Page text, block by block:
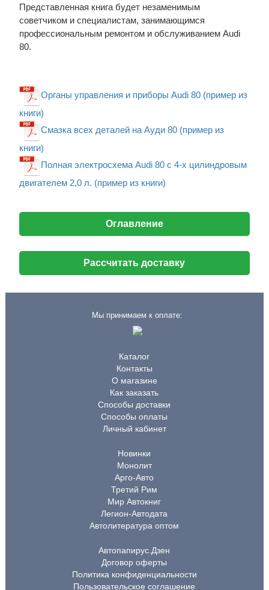
Представленная книга будет незаменимым
советчиком и специалистам, занимающимся
профессиональным ремонтом и обслуживанием Audi
80.
Органы управления и приборы Audi 80 (пример из
книги)
Смазка всех деталей на Ауди 80 (пример из
книги)
Полная электросхема Audi 80 с 4-х цилиндровым
двигателем 2,0 л. (пример из книги)
Оглавление
Рассчитать доставку
Мы принимаем к оплате:
Каталог
Контакты
О магазине
Как заказать
Способы доставки
Способы оплаты
Личный кабинет
Новинки
Монолит
Арго-Авто
Третий Рим
Мир Автокниг
Легион-Автодата
Автолитература оптом
Автопапирус.Дзен
Договор оферты
Политика конфиденциальности
Пользовательское соглашение